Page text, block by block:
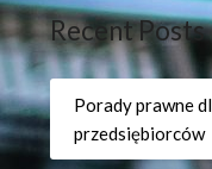
Recent Posts
Porady prawne
przedsiębiorców